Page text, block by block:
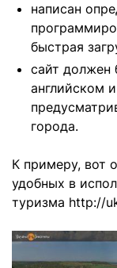
написан
быстрая
сайт должен
английском
города.
К примеру, вот
удобных в
туризма http://